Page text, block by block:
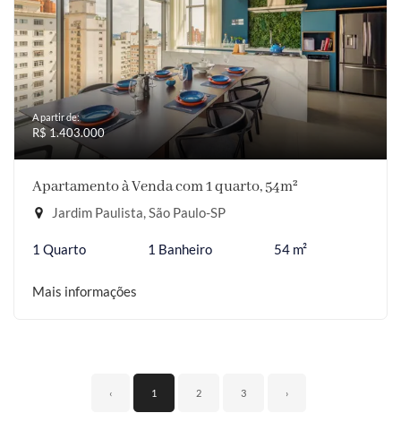
A partir de:
R$ 1.403.000
Apartamento à Venda com 1 quarto, 54m²
Jardim Paulista, São Paulo-SP
1 Quarto 1 Banheiro 54 m²
Mais informações
‹ 1 2 3 ›